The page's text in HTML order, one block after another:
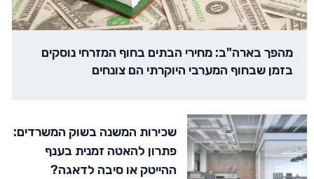
מהפך בארה"ב: מחירי הבתים בחוף המזרחי נוסקים
בזמן שבחוף המערבי היוקרתי הם צונחים
שכירות המשנה בשוק המשרדים:
פתרון להאטה זמנית בענף
ההייטק או סיבה לדאגה?